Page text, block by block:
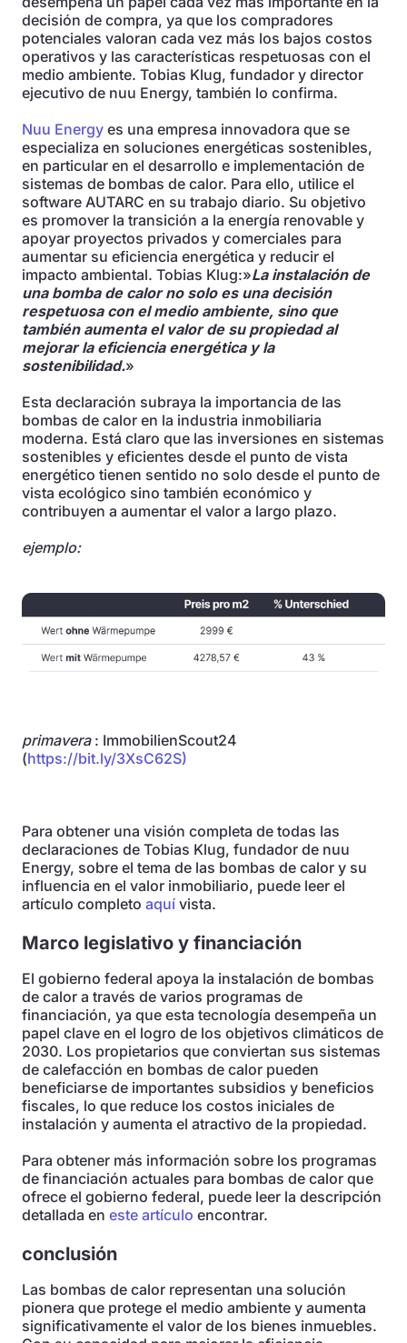
decisión de compra, ya que los compradores
potenciales valoran cada vez más los bajos costos
operativos y las características respetuosas con el
medio ambiente. Tobias Klug, fundador y director
ejecutivo de nuu Energy, también lo confirma.
Nuu Energy es una empresa innovadora que se
especializa en soluciones energéticas sostenibles,
en particular en el desarrollo e implementación de
sistemas de bombas de calor. Para ello, utilice el
software AUTARC en su trabajo diario. Su objetivo
es promover la transición a la energía renovable y
apoyar proyectos privados y comerciales para
aumentar su eficiencia energética y reducir el
impacto ambiental. Tobias Klug:»La instalación de
una bomba de calor no solo es una decisión
respetuosa con el medio ambiente, sino que
también aumenta el valor de su propiedad al
mejorar la eficiencia energética y la
sostenibilidad.»
Esta declaración subraya la importancia de las
bombas de calor en la industria inmobiliaria
moderna. Está claro que las inversiones en sistemas
sostenibles y eficientes desde el punto de vista
energético tienen sentido no solo desde el punto de
vista ecológico sino también económico y
contribuyen a aumentar el valor a largo plazo.
ejemplo:
primavera : ImmobilienScout24
(https://bit.ly/3XsC62S)
Para obtener una visión completa de todas las
declaraciones de Tobias Klug, fundador de nuu
Energy, sobre el tema de las bombas de calor y su
influencia en el valor inmobiliario, puede leer el
artículo completo aquí vista.
Marco legislativo y financiación
El gobierno federal apoya la instalación de bombas
de calor a través de varios programas de
financiación, ya que esta tecnología desempeña un
papel clave en el logro de los objetivos climáticos de
2030. Los propietarios que conviertan sus sistemas
de calefacción en bombas de calor pueden
beneficiarse de importantes subsidios y beneficios
fiscales, lo que reduce los costos iniciales de
instalación y aumenta el atractivo de la propiedad.
Para obtener más información sobre los programas
de financiación actuales para bombas de calor que
ofrece el gobierno federal, puede leer la descripción
detallada en este artículo encontrar.
conclusión
Las bombas de calor representan una solución
pionera que protege el medio ambiente y aumenta
significativamente el valor de los bienes inmuebles.